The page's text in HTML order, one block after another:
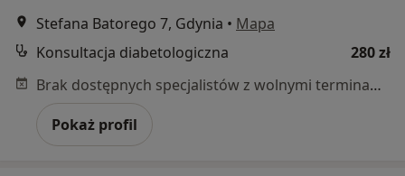
Stefana Batorego 7, Gdynia • Mapa
Konsultacja diabetologiczna
280 zł
Brak dostępnych specjalistów z wolnymi terminami w tym centrum medycznym.
Pokaż profil